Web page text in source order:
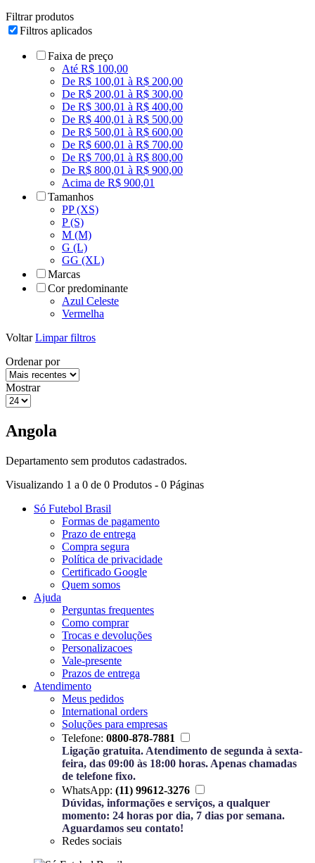
Filtrar produtos
Filtros aplicados
Faixa de preço
Até R$ 100,00
De R$ 100,01 à R$ 200,00
De R$ 200,01 à R$ 300,00
De R$ 300,01 à R$ 400,00
De R$ 400,01 à R$ 500,00
De R$ 500,01 à R$ 600,00
De R$ 600,01 à R$ 700,00
De R$ 700,01 à R$ 800,00
De R$ 800,01 à R$ 900,00
Acima de R$ 900,01
Tamanhos
PP (XS)
P (S)
M (M)
G (L)
GG (XL)
Marcas
Cor predominante
Azul Celeste
Vermelha
Voltar Limpar filtros
Ordenar por
Mostrar
Angola
Departamento sem produtos cadastrados.
Visualizando 1 a 0 de 0 Produtos - 0 Páginas
Só Futebol Brasil
Formas de pagamento
Prazo de entrega
Compra segura
Política de privacidade
Certificado Google
Quem somos
Ajuda
Perguntas frequentes
Como comprar
Trocas e devoluções
Personalizacoes
Vale-presente
Prazos de entrega
Atendimento
Meus pedidos
International orders
Soluções para empresas
Telefone: 0800-878-7881
Ligação gratuita. Atendimento de segunda à sexta-
feira, das 09:00 às 18:00 horas. Apenas chamadas
de telefone fixo.
WhatsApp: (11) 99612-3276
Dúvidas, informações e serviços, a qualquer
momento: 24 horas por dia, 7 dias por semana.
Aguardamos seu contato!
Redes sociais